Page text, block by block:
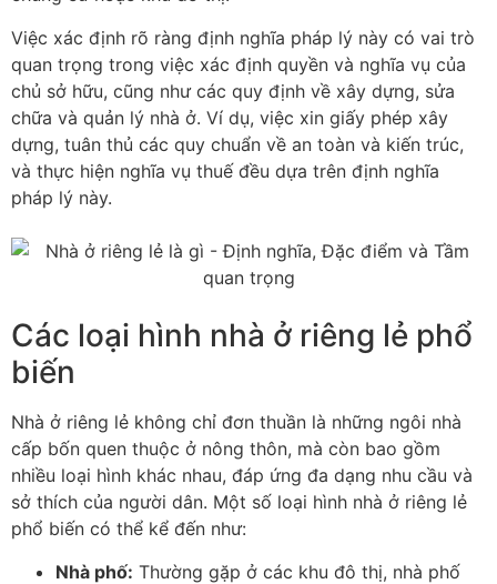
Việc xác định rõ ràng định nghĩa pháp lý này có vai trò
quan trọng trong việc xác định quyền và nghĩa vụ của
chủ sở hữu, cũng như các quy định về xây dựng, sửa
chữa và quản lý nhà ở. Ví dụ, việc xin giấy phép xây
dựng, tuân thủ các quy chuẩn về an toàn và kiến trúc,
và thực hiện nghĩa vụ thuế đều dựa trên định nghĩa
pháp lý này.
Các loại hình nhà ở riêng lẻ phổ
biến
Nhà ở riêng lẻ không chỉ đơn thuần là những ngôi nhà
cấp bốn quen thuộc ở nông thôn, mà còn bao gồm
nhiều loại hình khác nhau, đáp ứng đa dạng nhu cầu và
sở thích của người dân. Một số loại hình nhà ở riêng lẻ
phổ biến có thể kể đến như:
Nhà phố: Thường gặp ở các khu đô thị, nhà phố